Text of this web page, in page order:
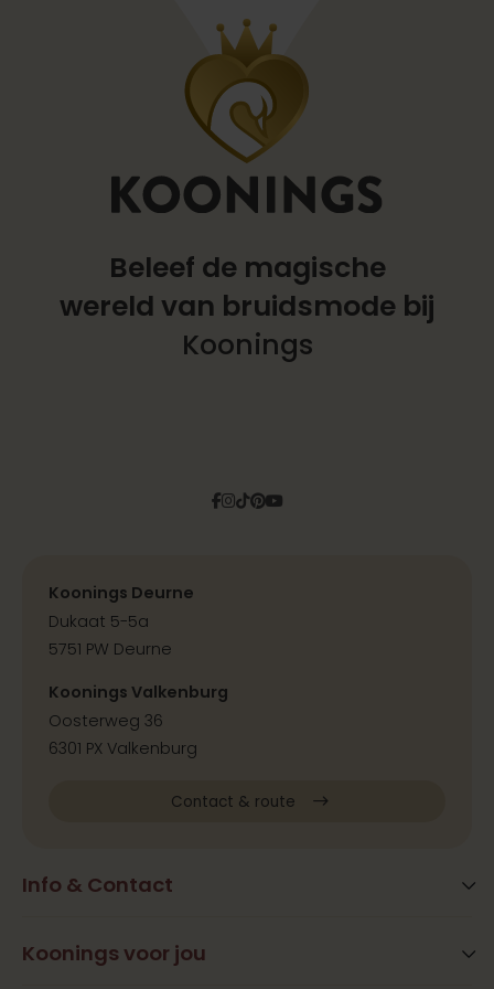
Beleef de magische
wereld van bruidsmode bij
Koonings
Facebook
Instagram
Tiktok
Pinterest
YouTube
Info & Contact
FAQ
Koonings voor jou
Koonings Deurne
Dukaat 5-5a
5751 PW Deurne
Koonings Valkenburg
Oosterweg 36
6301 PX Valkenburg
Contact & route